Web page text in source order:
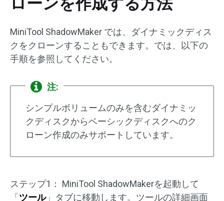
MiniTool ShadowMaker では、ダイナミックディス
クをクローンすることもできます。では、以下の
手順を参照してください。
注:
シンプルボリュームのみを含むダイナミッ
クディスクからベーシックディスクへのク
ローン作成のみサポートしています。
ステップ1： MiniTool ShadowMakerを起動して
「 ツール」タブに移動します。ツールの詳細画面